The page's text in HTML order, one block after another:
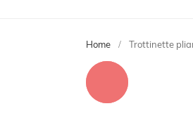
Home Trottinette
Skip
to
the